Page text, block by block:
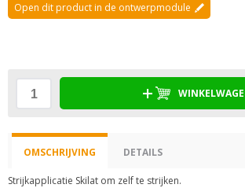
Open dit product in de ontwerpmodule
OMSCHRIJVING DETAILS
Strijkapplicatie Skilat om zelf te strijken.